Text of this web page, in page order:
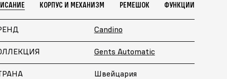
КОРПУС И МЕХАНИЗМ РЕМЕШОК ФУНКЦИИ
Candino
Gents Automatic
Швейцария